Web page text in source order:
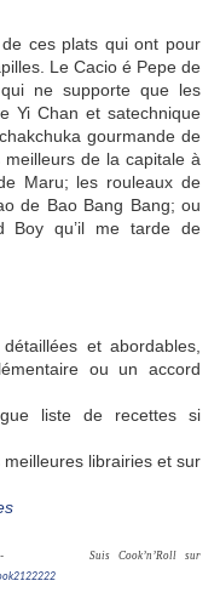
ces plats qui ont pour
Le Cacio é Pepe de
ne supporte que les
Yi Chan et satechnique
gourmande de
de la capitale à
Maru; les rouleaux de
de Bao Bang Bang; ou
Boy qu’il me tarde de
et abordables,
ou un accord
liste de recettes si
librairies et sur
----Suis Cook’n’Roll sur